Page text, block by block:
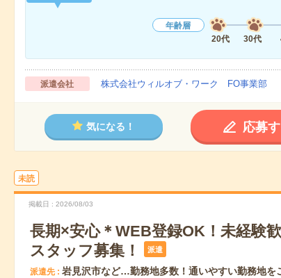
年齢層
20代
30代
派遣会社 株式会社ウィルオブ・ワーク FO事業部
気になる！ 応募
未読
掲載日 2026/08/03
長期×安心＊WEB登録OK！未経験
スタッフ募集！
派遣
派遣先 岩見沢市など…勤務地多数！通いやすい勤務地を